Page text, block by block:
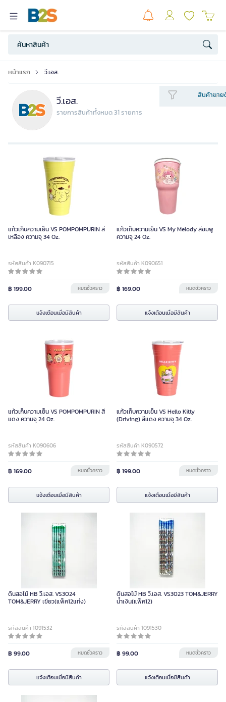
หน้าแรก วี.เอส.
วี.เอส.
รายการสินค้าทั้งหมด 31 รายการ
สินค้าขาย
แก้วเก็บความเย็น VS POMPOMPURIN สี
เหลือง ความจุ 34 Oz.
รหัสสินค้า K090715
฿ 199.00 หมดชั่วคราว
แจ้งเตือนเมื่อมีสินค้า
แก้วเก็บความเย็น VS My Melody สีชมพู
ความจุ 24 Oz.
รหัสสินค้า K090651
฿ 169.00 หมดชั่วคราว
แจ้งเตือนเมื่อมีสินค้า
แก้วเก็บความเย็น VS POMPOMPURIN สี
แดง ความจุ 24 Oz.
รหัสสินค้า K090606
฿ 169.00 หมดชั่วคราว
แจ้งเตือนเมื่อมีสินค้า
แก้วเก็บความเย็น VS Hello Kitty
(Driving) สีแดง ความจุ 34 Oz.
รหัสสินค้า K090572
฿ 199.00 หมดชั่วคราว
แจ้งเตือนเมื่อมีสินค้า
ดินสอไม้ HB วี.เอส. VS3024
TOM&JERRY เขียว(แพ็ค12แท่ง)
รหัสสินค้า 1091532
฿ 99.00 หมดชั่วคราว
แจ้งเตือนเมื่อมีสินค้า
ดินสอไม้ HB วี.เอส. VS3023 TOM&JERRY
น้ำเงิน(แพ็ค12)
รหัสสินค้า 1091530
฿ 99.00 หมดชั่วคราว
แจ้งเตือนเมื่อมีสินค้า